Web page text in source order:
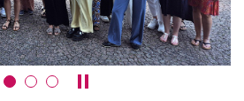
Karussell anhalten /